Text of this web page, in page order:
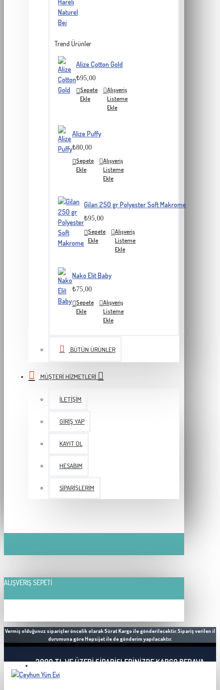
Trend Ürünler
Alize Cotton Gold
₺95,00
Sepete
Ekle
Alışveriş
Listeme
Ekle
Alize Puffy
₺80,00
Sepete
Ekle
Alışveriş
Listeme
Ekle
Gilan 250 gr Polyester Soft Makrome
₺95,00
Sepete
Ekle
Alışveriş
Listeme
Ekle
Nako Elit Baby
₺75,00
Sepete
Ekle
Alışveriş
Listeme
Ekle
BÜTÜN ÜRÜNLER
MÜŞTERI HIZMETLERI
İLETIŞIM
GIRIŞ YAP
KAYIT OL
HESABIM
SIPARIŞLERIM
ALIŞVERIŞ SEPETI
Vermiş olduğunuz siparişler öncelik olarak Sürat Kargo ile gönderilecektir. Sipariş verilen il
durumuna göre Hepsijet ile de gönderim yapılacaktır.
2000 TL VE ÜZERI SIPARIŞLERINIZDE KARGO BEDAVA